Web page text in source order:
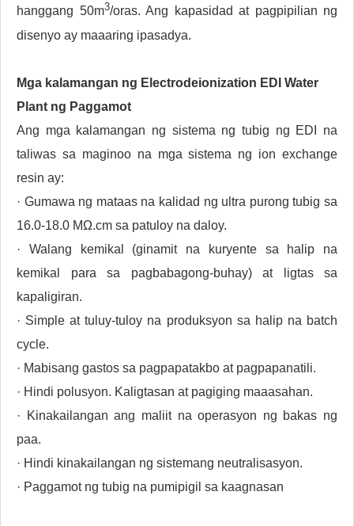
hanggang 50m3/oras. Ang kapasidad at pagpipilian ng
disenyo ay maaaring ipasadya.
Mga kalamangan ng Electrodeionization EDI Water
Plant ng Paggamot
Ang mga kalamangan ng sistema ng tubig ng EDI na
taliwas sa maginoo na mga sistema ng ion exchange
resin ay:
· Gumawa ng mataas na kalidad ng ultra purong tubig sa
16.0-18.0 MΩ.cm sa patuloy na daloy.
· Walang kemikal (ginamit na kuryente sa halip na
kemikal para sa pagbabagong-buhay) at ligtas sa
kapaligiran.
· Simple at tuluy-tuloy na produksyon sa halip na batch
cycle.
· Mabisang gastos sa pagpapatakbo at pagpapanatili.
· Hindi polusyon. Kaligtasan at pagiging maaasahan.
· Kinakailangan ang maliit na operasyon ng bakas ng
paa.
· Hindi kinakailangan ng sistemang neutralisasyon.
· Paggamot ng tubig na pumipigil sa kaagnasan